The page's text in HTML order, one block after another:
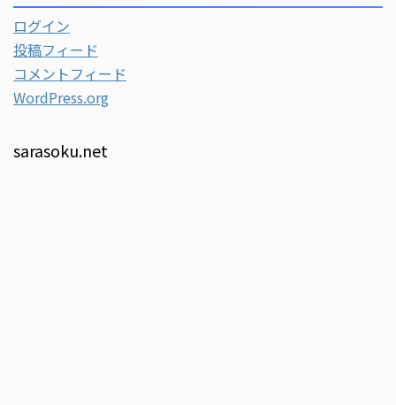
ログイン
投稿フィード
コメントフィード
WordPress.org
sarasoku.net